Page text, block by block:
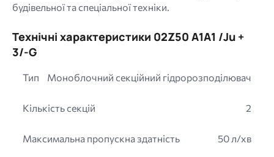
будівельної та спеціальної техніки.
Технічні характеристики 02Z50 A1A1 /Ju +
3/-G
Тип Моноблочний секційний гідророзподілювач
Кількість секцій 2
Максимальна пропускна здатність 50 л/хв